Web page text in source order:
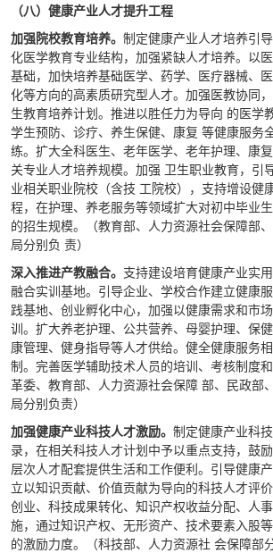
（八）健康产业人才提升工程
加强院校教育培养。 制定健康产业人才培养引
化医学教育专业结构，加强紧缺人才培养。以
基础，加快培养基础医学、药学、医疗器械、
化等方向的高素质研究型人才。加强医教协同
生教育培养计划。推进以胜任力为导向 的医学
学生预防、诊疗、养生保健、康复 等健康服务
练。扩大全科医生、老年医学、老年护理、康
关专业人才培养规模。加强 卫生职业教育，引
业相关职业院校（含技 工院校），支持增设健
程，在护理、养老服务等领域扩大对初中毕业
的招生规模。（教育部、人力资源社会保障部
局分别负 责）
深入推进产教融合。 支持建设培育健康产业实
融合实训基地。引导企业、学校合作建立健康
践基地、创业孵化中心，加强以健康需求和市
训。扩大养老护理、公共营养、母婴护理、保
康管理、健身指导等人才供给。健全健康服务
制。完善医学辅助技术人员的培训、考核制度
革委、教育部、人力资源社会保障 部、民政部
局分别负责）
加强健康产业科技人才激励。 制定健康产业科
录，在相关科技人才计划中予以重点支持，鼓
层次人才配套提供生活和工作便利。引导健康
立以知识贡献、价值贡献为导向的科技人才评
创业、科技成果转化、知识产权收益分配、人
施，通过知识产权、无形资产、技术要素入股
的激励力度。（科技部、人力资源社 会保障部